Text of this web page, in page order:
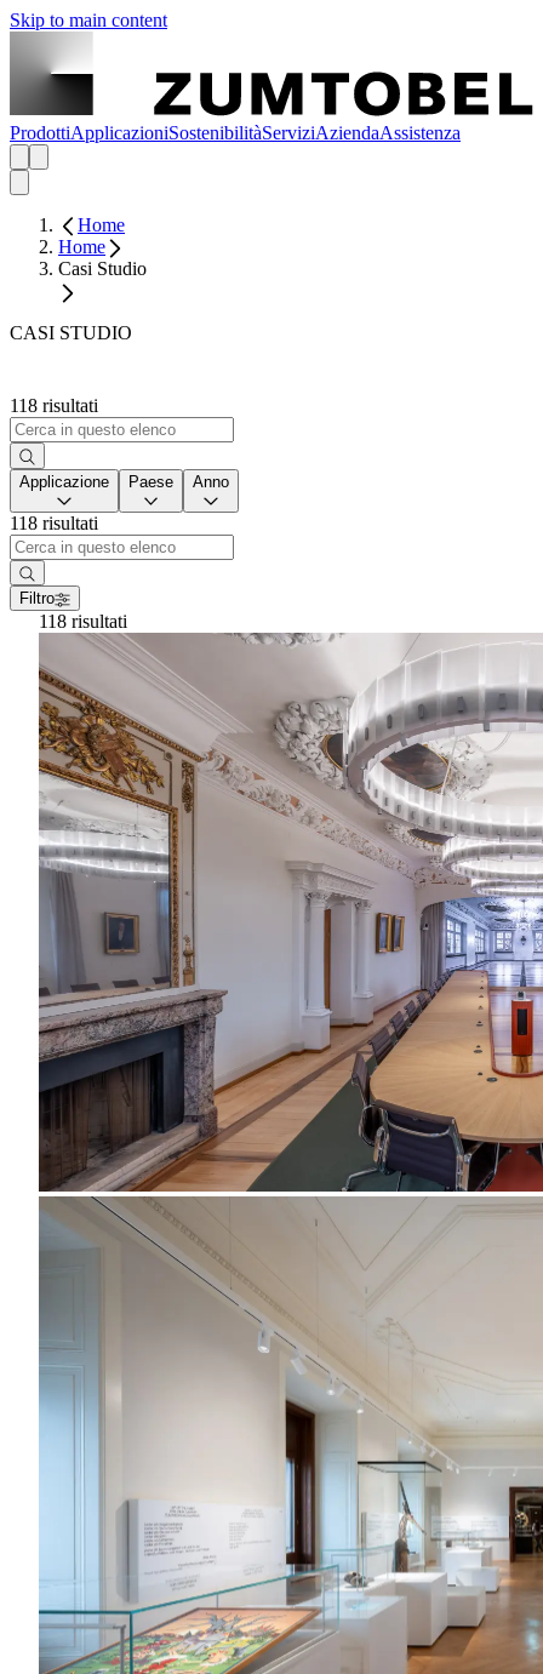
Skip to main content
ProdottiApplicazioniSostenibilitàServiziAziendaAssistenza
Home
Home
Casi Studio
CASI STUDIO
118 risultati
Applicazione Paese Anno
118 risultati
Filtro
118 risultati